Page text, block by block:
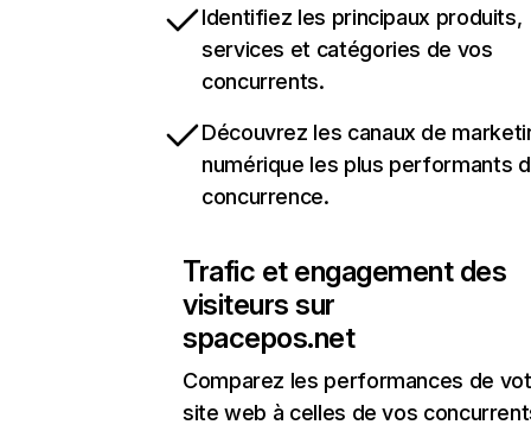
Identifiez les principaux produits,
services et catégories de vos
concurrents.
Découvrez les canaux de
numérique les plus performants
concurrence.
Trafic et engagement des
visiteurs sur
spacepos.net
Comparez les performances de
site web à celles de vos